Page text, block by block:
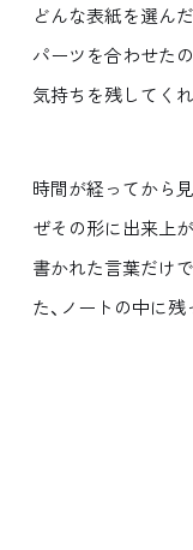
どんな表紙を選ん
パーツを合わせた
気持ちを残してくれ
時間が経ってから
ぜその形に出来上
書かれた言葉だけ
た、ノートの中に